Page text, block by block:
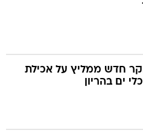
חדש ממליץ על אכילת
ים בהריון